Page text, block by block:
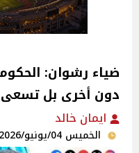
ضياء رشوان:
دون أخرى بل تسعى
ايمان خالد
الخميس 04/يونيو/2026 - 04:57 م